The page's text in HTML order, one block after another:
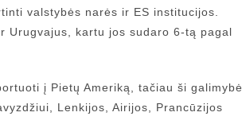
valstybės narės ir ES institucijos.
Urugvajus, kartu jos sudaro 6‑tą pagal
į Pietų Ameriką, tačiau ši galimybė
Lenkijos, Airijos, Prancūzijos